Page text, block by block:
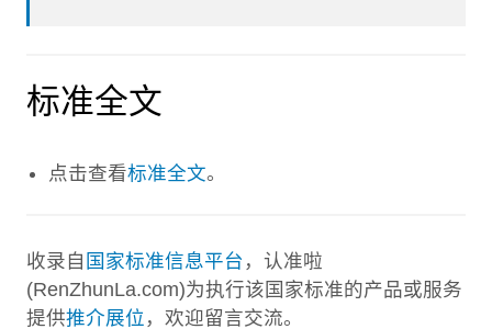
标准全文
点击查看标准全文。
收录自 国家标准信息平台 ，认准啦
(RenZhunLa.com)为执行该国家标准的产品或服务
提供推介展位 ，欢迎留言交流。